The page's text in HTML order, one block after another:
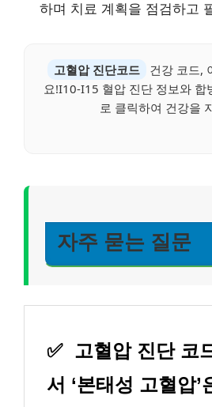
하며 치료 계획을 점검하고
고혈압 진단코드
건강 코드,
요!I10-I15 혈압 진단 정보와 합
로 클릭하여 건강을
자주 묻는 질문
✅ 고혈압 진단 코
서 ‘본태성 고혈압’